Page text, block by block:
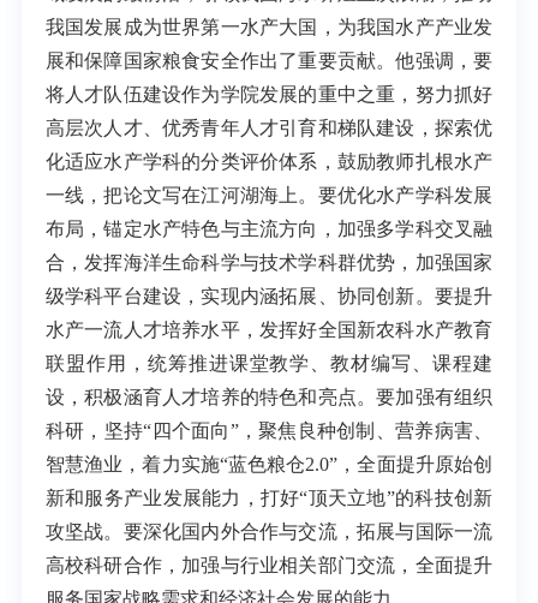
我国发展成为世界第一水产大国，为我国水产产业发
展和保障国家粮食安全作出了重要贡献。他强调，要
将人才队伍建设作为学院发展的重中之重，努力抓好
高层次人才、优秀青年人才引育和梯队建设，探索优
化适应水产学科的分类评价体系，鼓励教师扎根水产
一线，把论文写在江河湖海上。要优化水产学科发展
布局，锚定水产特色与主流方向，加强多学科交叉融
合，发挥海洋生命科学与技术学科群优势，加强国家
级学科平台建设，实现内涵拓展、协同创新。要提升
水产一流人才培养水平，发挥好全国新农科水产教育
联盟作用，统筹推进课堂教学、教材编写、课程建
设，积极涵育人才培养的特色和亮点。要加强有组织
科研，坚持“四个面向”，聚焦良种创制、营养病害、
智慧渔业，着力实施“蓝色粮仓2.0”，全面提升原始创
新和服务产业发展能力，打好“顶天立地”的科技创新
攻坚战。要深化国内外合作与交流，拓展与国际一流
高校科研合作，加强与行业相关部门交流，全面提升
服务国家战略需求和经济社会发展的能力。